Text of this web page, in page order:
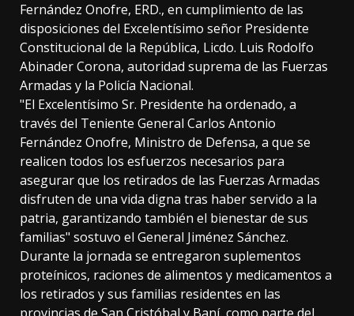
Fernández Onofre, ERD., en cumplimiento de las
disposiciones del Excelentísimo señor Presidente
Constitucional de la República, Licdo. Luis Rodolfo
Abinader Corona, autoridad suprema de las Fuerzas
Armadas y la Policía Nacional.
"El Excelentísimo Sr. Presidente ha ordenado, a
través del Teniente General Carlos Antonio
Fernández Onofre, Ministro de Defensa, a que se
realicen todos los esfuerzos necesarios para
asegurar que los retirados de las Fuerzas Armadas
disfruten de una vida digna tras haber servido a la
patria, garantizando también el bienestar de sus
familias" sostuvo el General Jiménez Sánchez.
Durante la jornada se entregaron suplementos
proteínicos, raciones de alimentos y medicamentos a
los retirados y sus familias residentes en las